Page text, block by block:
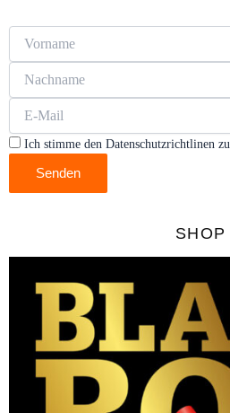
Ich stimme den Datenschutzrichtlinen zu.
Senden
SHOP